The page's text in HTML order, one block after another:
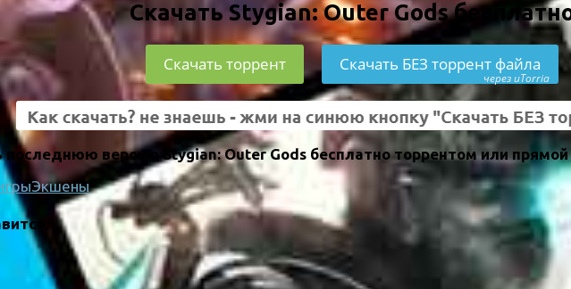
Скачать Stygian: Outer Gods
Скачать торрент Скачать БЕЗ торрент файла
через uTorria
последнюю версию Stygian: Outer Gods бесплатно торрентом или
Экшены